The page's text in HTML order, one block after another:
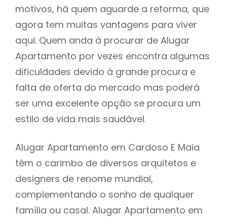
motivos, há quem aguarde a reforma, que
agora tem muitas vantagens para viver
aqui. Quem anda à procurar de Alugar
Apartamento por vezes encontra algumas
dificuldades devido à grande procura e
falta de oferta do mercado mas poderá
ser uma excelente opção se procura um
estilo de vida mais saudável.
Alugar Apartamento em Cardoso E Maia
têm o carimbo de diversos arquitetos e
designers de renome mundial,
complementando o sonho de qualquer
família ou casal. Alugar Apartamento em